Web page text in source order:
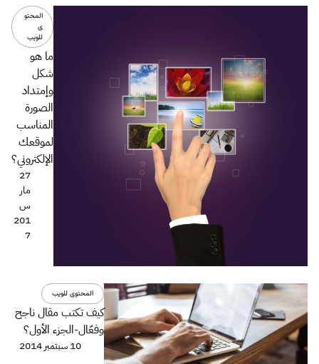
المحتو
ى
للويب
ما هو
شكل
وإمتداد
الصورة
المناسب
لموقعك
الإلكتروني؟
27
مار
س
201
7
المحتوى للويب
كيف تكتب مقال ناجح
وفعّال-الجزء اﻷول؟
10 سبتمبر 2014